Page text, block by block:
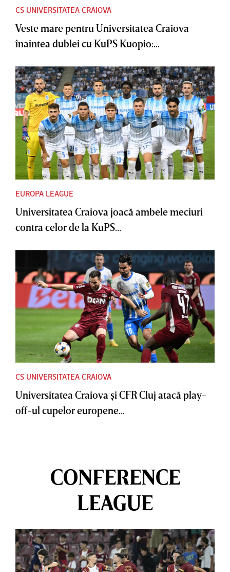
CS UNIVERSITATEA CRAIOVA
Veste mare pentru Universitatea Craiova
înaintea dublei cu KuPS Kuopio:...
EUROPA LEAGUE
Universitatea Craiova joacă ambele meciuri
contra celor de la KuPS...
CS UNIVERSITATEA CRAIOVA
Universitatea Craiova şi CFR Cluj atacă play-
off-ul cupelor europene...
CONFERENCE
LEAGUE